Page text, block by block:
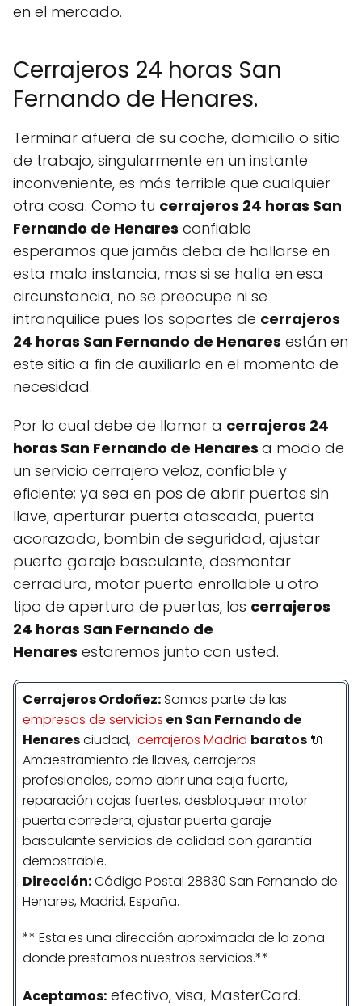
en el mercado.
Cerrajeros 24 horas San
Fernando de Henares.
Terminar afuera de su coche, domicilio o sitio
de trabajo, singularmente en un instante
inconveniente, es más terrible que cualquier
otra cosa. Como tu cerrajeros 24 horas San
Fernando de Henares confiable
esperamos que jamás deba de hallarse en
esta mala instancia, mas si se halla en esa
circunstancia, no se preocupe ni se
intranquilice pues los soportes de cerrajeros
24 horas San Fernando de Henares están en
este sitio a fin de auxiliarlo en el momento de
necesidad.
Por lo cual debe de llamar a cerrajeros 24
horas San Fernando de Henares a modo de
un servicio cerrajero veloz, confiable y
eficiente; ya sea en pos de abrir puertas sin
llave, aperturar puerta atascada, puerta
acorazada, bombin de seguridad, ajustar
puerta garaje basculante, desmontar
cerradura, motor puerta enrollable u otro
tipo de apertura de puertas, los cerrajeros
24 horas San Fernando de
Henares estaremos junto con usted.
Cerrajeros Ordoñez:Somos parte de las
empresas de servicios en San Fernando de
Henaresciudad, cerrajeros Madrid baratos 🔌
Amaestramiento de llaves, cerrajeros
profesionales, como abrir una caja fuerte,
reparación cajas fuertes, desbloquear motor
puerta corredera, ajustar puerta garaje
basculante servicios de calidad con garantía
demostrable.
Dirección:Código Postal 28830 San Fernando de
Henares, Madrid, España.
** Esta es una dirección aproximada de la zona
donde prestamos nuestros servicios.**
Aceptamos: efectivo, visa, MasterCard.